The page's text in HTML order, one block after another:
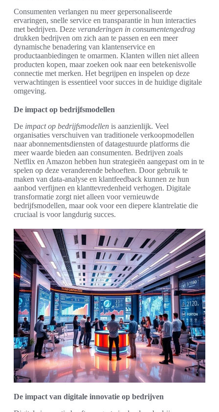
Consumenten verlangen nu meer gepersonaliseerde
ervaringen, snelle service en transparantie in hun interacties
met bedrijven. Deze veranderingen in consumentengedrag
drukken bedrijven om zich aan te passen en een meer
dynamische benadering van klantenservice en
productaanbiedingen te omarmen. Klanten willen niet alleen
producten kopen, maar zoeken ook naar een betekenisvolle
connectie met merken. Het begrijpen en inspelen op deze
verwachtingen is essentieel voor succes in de huidige digitale
omgeving.
De impact op bedrijfsmodellen
De impact op bedrijfsmodellen is aanzienlijk. Veel
organisaties verschuiven van traditionele verkoopmodellen
naar abonnementsdiensten of datagestuurde platforms die
meer waarde bieden aan consumenten. Bedrijven zoals
Netflix en Amazon hebben hun strategieën aangepast om in te
spelen op deze veranderende behoeften. Door gebruik te
maken van data-analyse en klantfeedback kunnen ze hun
aanbod verfijnen en klanttevredenheid verhogen. Digitale
transformatie zorgt niet alleen voor vernieuwde
bedrijfsmodellen, maar ook voor een diepere klantrelatie die
cruciaal is voor langdurig succes.
De impact van digitale innovatie op bedrijven